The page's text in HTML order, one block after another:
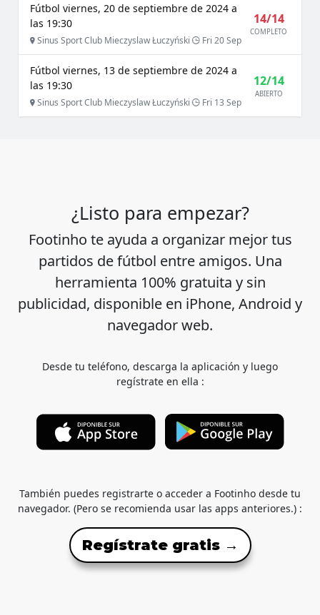
Fútbol viernes, 20 de septiembre de 2024 a
las 19:30
Sinus Sport Club Mieczyslaw Łuczyński Fri 20 Sep
14/14
COMPLETO
Fútbol viernes, 13 de septiembre de 2024 a
las 19:30
Sinus Sport Club Mieczyslaw Łuczyński Fri 13 Sep
12/14
ABIERTO
¿Listo para empezar?
Footinho te ayuda a organizar mejor tus
partidos de fútbol entre amigos. Una
herramienta 100% gratuita y sin
publicidad, disponible en iPhone, Android y
navegador web.
Desde tu teléfono, descarga la aplicación y luego
regístrate en ella :
También puedes registrarte o acceder a Footinho desde tu
navegador. (Pero se recomienda usar las apps anteriores.) :
Regístrate gratis →